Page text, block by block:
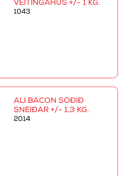
VEITINGAHÚS +/- 1 KG.
1043
ALI BACON SOÐIÐ
SNEIÐAR +/- 1,3 KG.
2014